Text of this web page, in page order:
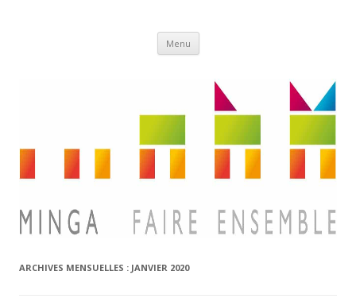
Menu Aller
contenu
ARCHIVES MENSUELLES : JANVIER 2020